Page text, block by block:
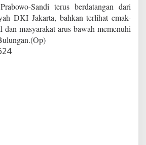
Sandi terus berdatangan dari
DKI Jakarta, bahkan terlihat emak-
masyarakat arus bawah memenuhi